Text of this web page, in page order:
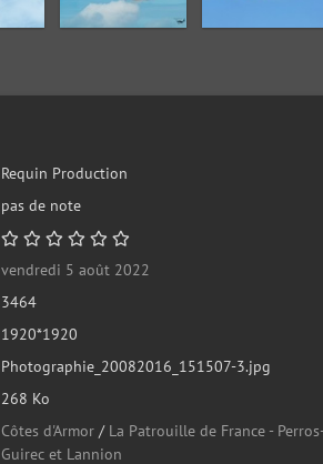
Requin Production
pas de note
vendredi 5 août 2022
3464
1920*1920
Photographie_20082016_151507-3.jpg
268 Ko
Côtes d'Armor / La Patrouille de France -
Guirec et Lannion